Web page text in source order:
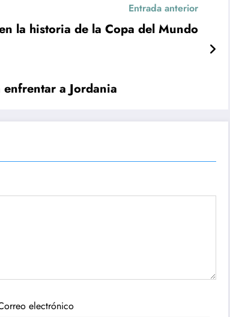
Entrada anterior
la historia de la Copa del Mundo
a Jordania
electrónico